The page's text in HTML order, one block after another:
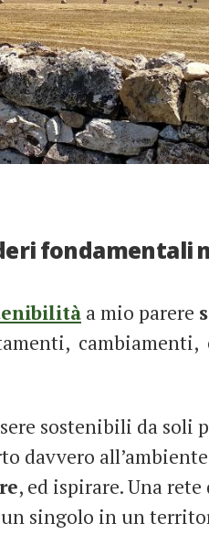
fondamentali
a mio parere
cambiamenti,
sostenibili da soli
davvero
, ed ispirare. Una
singolo in un